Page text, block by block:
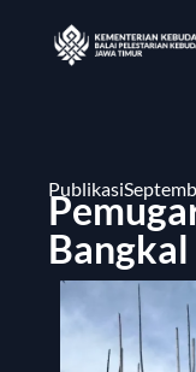
Publikasi
Bangkal